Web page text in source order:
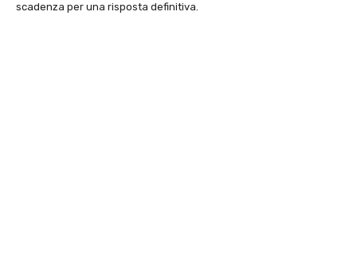
scadenza per una risposta definitiva.